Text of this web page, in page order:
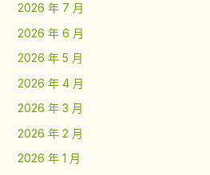
2026 年 7 月
2026 年 6 月
2026 年 5 月
2026 年 4 月
2026 年 3 月
2026 年 2 月
2026 年 1 月